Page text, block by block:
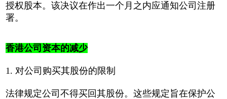
授权股本。该决议在作出一个月之内应通知公司注册
署。
香港公司资本的减少
1. 对公司购买其股份的限制
法律规定公司不得买回其股份。这些规定旨在保护公